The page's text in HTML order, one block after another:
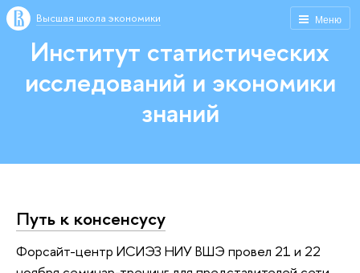
Меню
Высшая школа экономики
Институт статистических
исследований и экономики
знаний
Путь к консенсусу
Форсайт-центр ИСИЭЗ НИУ ВШЭ провел 21 и 22